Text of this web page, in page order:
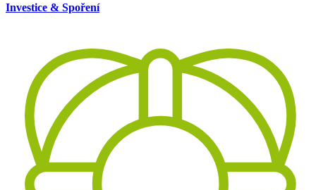
Investice & Spoření